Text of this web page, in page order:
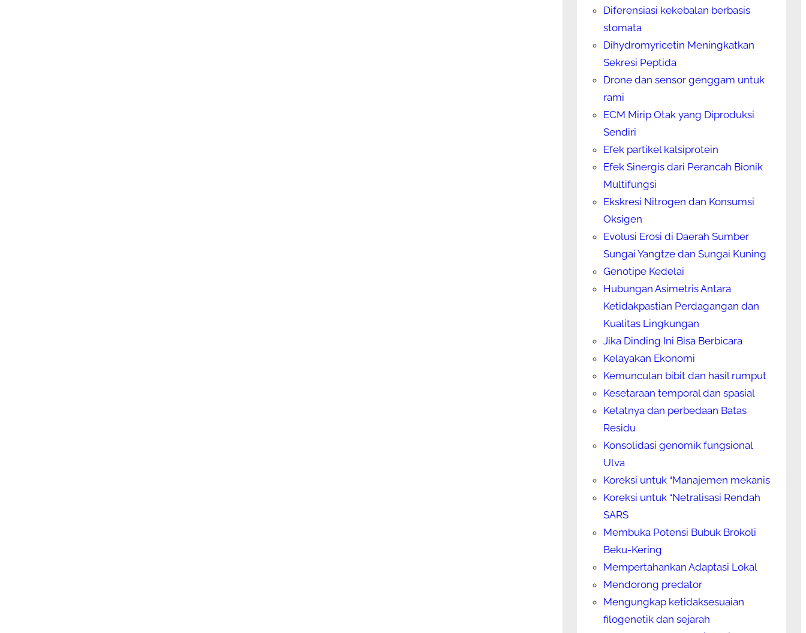
Diferensiasi kekebalan berbasis
stomata
Dihydromyricetin Meningkatkan
Sekresi Peptida
Drone dan sensor genggam untuk
rami
ECM Mirip Otak yang Diproduksi
Sendiri
Efek partikel kalsiprotein
Efek Sinergis dari Perancah Bionik
Multifungsi
Ekskresi Nitrogen dan Konsumsi
Oksigen
Evolusi Erosi di Daerah Sumber
Sungai Yangtze dan Sungai Kuning
Genotipe Kedelai
Hubungan Asimetris Antara
Ketidakpastian Perdagangan dan
Kualitas Lingkungan
Jika Dinding Ini Bisa Berbicara
Kelayakan Ekonomi
Kemunculan bibit dan hasil rumput
Kesetaraan temporal dan spasial
Ketatnya dan perbedaan Batas
Residu
Konsolidasi genomik fungsional
Ulva
Koreksi untuk “Manajemen mekanis
Koreksi untuk “Netralisasi Rendah
SARS
Membuka Potensi Bubuk Brokoli
Beku-Kering
Mempertahankan Adaptasi Lokal
Mendorong predator
Mengungkap ketidaksesuaian
filogenetik dan sejarah